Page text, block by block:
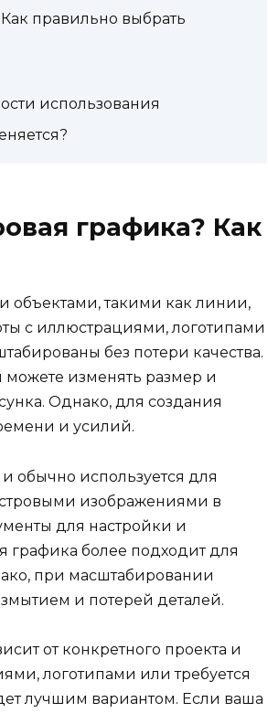
правильно выбрать
использования
графика? Как
объектами, такими как линии,
с иллюстрациями, логотипами
без потери качества.
можете изменять размер и
Однако, для создания
и усилий.
обычно используется для
изображениями в
для настройки и
графика более подходит для
при масштабировании
и потерей деталей.
от конкретного проекта и
логотипами или требуется
лучшим вариантом. Если ваша